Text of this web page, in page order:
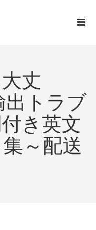
丈
出トラブ
き英文
～配送